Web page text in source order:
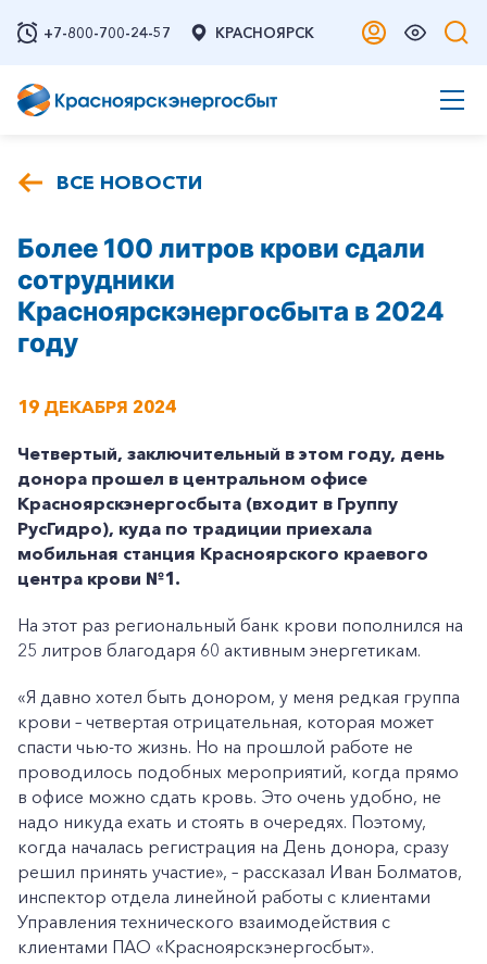
+7-800-700-24-57 КРАСНОЯРСК
ВСЕ НОВОСТИ
Более 100 литров крови сдали
сотрудники
Красноярскэнергосбыта в 2024
году
19 ДЕКАБРЯ 2024
Четвертый, заключительный в этом году, день
донора прошел в центральном офисе
Красноярскэнергосбыта (входит в Группу
РусГидро), куда по традиции приехала
мобильная станция Красноярского краевого
центра крови №1.
На этот раз региональный банк крови пополнился на
25 литров благодаря 60 активным энергетикам.
«Я давно хотел быть донором, у меня редкая группа
крови – четвертая отрицательная, которая может
спасти чью-то жизнь. Но на прошлой работе не
проводилось подобных мероприятий, когда прямо
в офисе можно сдать кровь. Это очень удобно, не
надо никуда ехать и стоять в очередях. Поэтому,
когда началась регистрация на День донора, сразу
решил принять участие», – рассказал Иван Болматов,
инспектор отдела линейной работы с клиентами
Управления технического взаимодействия с
клиентами ПАО «Красноярскэнергосбыт».